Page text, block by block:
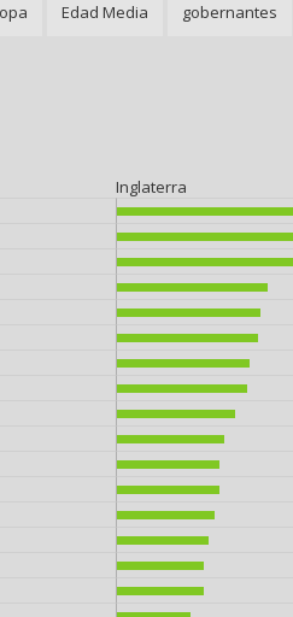
Edad Media gobernantes
Inglaterra